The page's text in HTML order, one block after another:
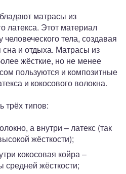
матрасы из
латекса. Этот материал
тела, создавая
и отдыха. Матрасы из
жёсткие, но не менее
пользуются и композитные
и кокосового волокна.
трёх типов:
а внутри – латекс (так
жёсткости);
кокосовая койра –
средней жёсткости;